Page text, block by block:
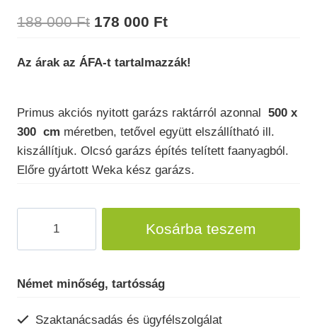
188 000Ft Original
was:
000 Ft.
178 000 FtCurrent
is:
000 Ft.
Az árak az ÁFA-t tartalmazzák!
Primus akciós nyitott garázs raktárról azonnal 500 x
300 cm méretben, tetővel együtt elszállítható ill.
kiszállítjuk. Olcsó garázs építés telített faanyagból.
Előre gyártott Weka kész garázs.
Weka
Kosárba teszem
Német minőség, tartósság
Szaktanácsadás és ügyfélszolgálat